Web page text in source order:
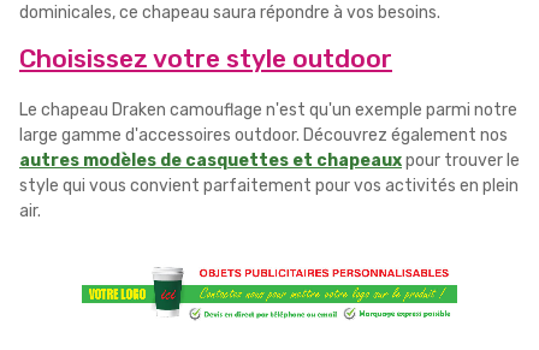
dominicales, ce chapeau saura répondre à vos besoins.
Choisissez votre style outdoor
Le chapeau Draken camouflage n'est qu'un exemple parmi notre
large gamme d'accessoires outdoor. Découvrez également nos
autres modèles de casquettes et chapeauxpour trouver le
style qui vous convient parfaitement pour vos activités en plein
air.